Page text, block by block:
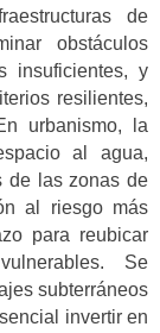
de
obstáculos
insuficientes, y
resilientes,
urbanismo, la
al agua,
de las zonas de
al riesgo más
para reubicar
Se
subterráneos
invertir en